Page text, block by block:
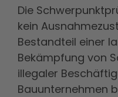
Die
kein
Bestandteil einer
Bekämpfung von
illegaler
Bauunternehmen